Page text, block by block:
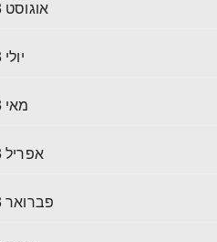
אוגוסט 2023
יולי 2023
מאי 2023
אפריל 2023
פברואר 2023